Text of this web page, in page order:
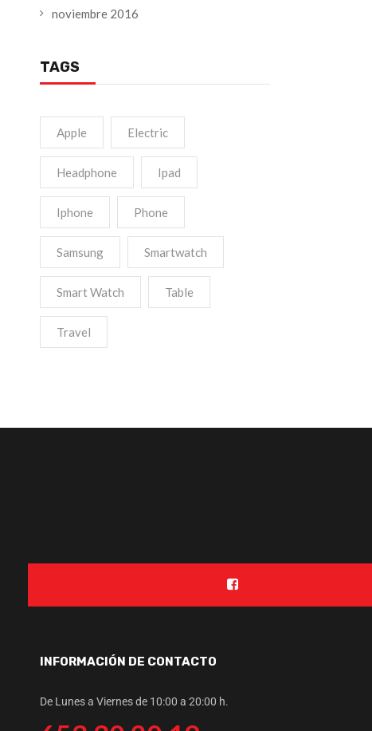
noviembre 2016
TAGS
Apple Electric
Headphone Ipad
Iphone Phone
Samsung Smartwatch
Smart Watch Table
Travel
INFORMACIÓN DE CONTACTO
De Lunes a Viernes de 10:00 a 20:00 h.